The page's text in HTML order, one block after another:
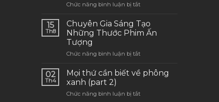
Chức năng bình luận bị tắtở
V
Director,
Định
Phong
Cách
Việc
15
Th8
Chuyên Gia Sáng Tạo
Những Thước Phim Ấn
Tượng
Chức năng bình luận bị tắtở
Gia
Sáng
Những
02
Th4
Mọi thứ cần biết về phông
xanh (part 2)
Chức năng bình luận bị tắtở